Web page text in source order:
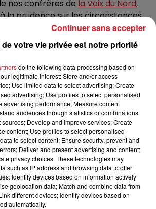
nos confrères de la Voix du Nord,
la prudence sur les circonstances
un agent bien intégré
a été ouverte pour soutenir
la victime et le personnel de l'hôpital.
votre vie privée est notre priorité
do the following data processing based on
legitimate interest: Store and/or access
Use limited data to select advertising; Create
advertising; Use profiles to select personalised
advertising performance; Measure content
audiences through statistics or combinations
sources; Develop and improve services; Create
content; Use profiles to select personalised
to select content; Ensure security, prevent and
Deliver and present advertising and content;
privacy choices. These technologies may
such as IP address and browsing data to offer
Identify devices based on information actively
geolocation data; Match and combine data from
different devices; Identify devices based on
automatically.
Continuer sans accepter